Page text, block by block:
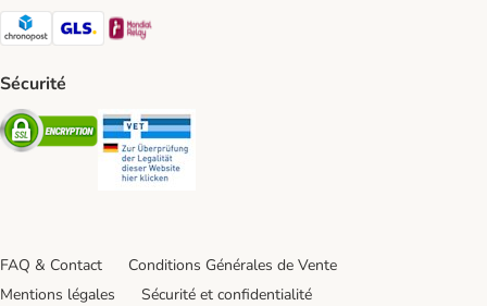
Chronopost Shipping Method
GLS Shipping Method
Sécurité
Security
FAQ & Contact
Conditions Générales de Vente
Mentions légales
Sécurité et confidentialité